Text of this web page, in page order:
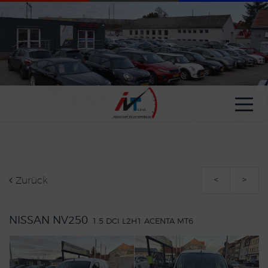
Zurück < >
NISSAN NV250 1.5 DCI L2H1 ACENTA MT6
Cookie-Einstellungen